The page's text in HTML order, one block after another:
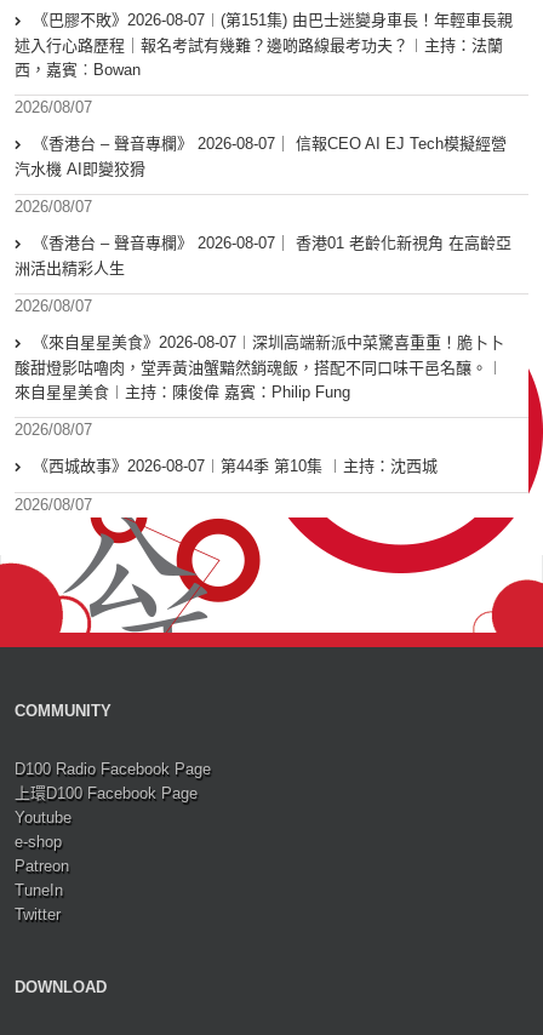
《巴膠不敗》2026-08-07︱(第151集) 由巴士迷變身車長！年輕車長親
述入行心路歷程｜報名考試有幾難？邊啲路線最考功夫？︱主持：法蘭
西，嘉賓︰Bowan
2026/08/07
《香港台 – 聲音專欄》 2026-08-07｜ 信報CEO AI EJ Tech模擬經營
汽水機 AI即變狡猾
2026/08/07
《香港台 – 聲音專欄》 2026-08-07｜ 香港01 老齡化新視角 在高齡亞
洲活出精彩人生
2026/08/07
《來自星星美食》2026-08-07︱深圳高端新派中菜驚喜重重！脆卜卜
酸甜燈影咕嚕肉，堂弄黃油蟹黯然銷魂飯，搭配不同口味干邑名釀。︱
來自星星美食︱主持：陳俊偉 嘉賓：Philip Fung
2026/08/07
《西城故事》2026-08-07︱第44季 第10集 ︱主持：沈西城
2026/08/07
COMMUNITY
D100 Radio Facebook Page
上環D100 Facebook Page
Youtube
e-shop
Patreon
TuneIn
Twitter
DOWNLOAD